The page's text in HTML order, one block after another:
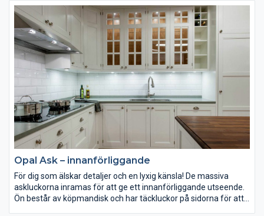
Opal Ask – innanförliggande
För dig som älskar detaljer och en lyxig känsla! De massiva
askluckorna inramas för att ge ett innanförliggande utseende.
Ön består av köpmandisk och har täckluckor på sidorna för att